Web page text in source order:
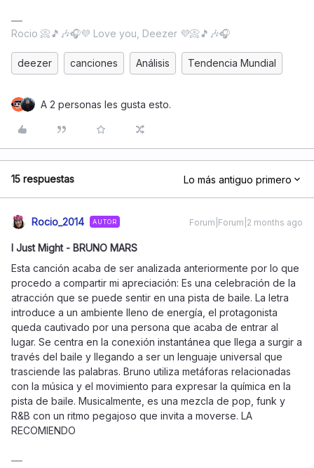
Rocio 📀🎵🎶🎧💜 Love you, Deezer 💜📀🎵🎶🎧
deezer canciones Análisis Tendencia Mundial
A 2 personas les gusta esto.
15 respuestas Lo más antiguo primero
Rocio_2014 AUTOR Forum|Forum|2 months ago
I Just Might - BRUNO MARS
Esta canción acaba de ser analizada anteriormente por lo que
procedo a compartir mi apreciación: Es una celebración de la
atracción que se puede sentir en una pista de baile. La letra
introduce a un ambiente lleno de energía, el protagonista
queda cautivado por una persona que acaba de entrar al
lugar. Se centra en la conexión instantánea que llega a surgir a
través del baile y llegando a ser un lenguaje universal que
trasciende las palabras. Bruno utiliza metáforas relacionadas
con la música y el movimiento para expresar la química en la
pista de baile. Musicalmente, es una mezcla de pop, funk y
R&B con un ritmo pegajoso que invita a moverse. LA
RECOMIENDO